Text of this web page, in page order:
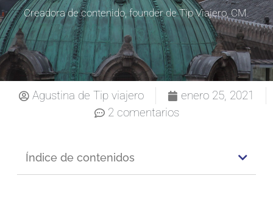
Creadora de contenido, founder de Tip Viajero, CM.
Agustina de Tip viajero
enero 25, 2021
2 comentarios
Índice de contenidos